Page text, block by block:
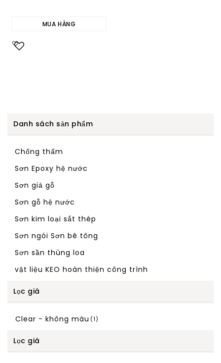
MUA HÀNG
Danh sách sản phẩm
Chống thấm
Sơn Epoxy hệ nước
Sơn giả gỗ
Sơn gỗ hệ nước
Sơn kim loại sắt thép
Sơn ngói Sơn bê tông
Sơn sần thùng loa
vật liệu KEO hoàn thiện công trình
Lọc giá
Clear - không màu (1)
Lọc giá